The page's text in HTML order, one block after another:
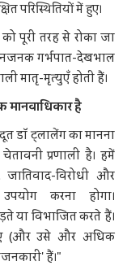
परिस्थितियों में हुए।
पूरी तरह से रोका जा
गर्भपात-देखभाल
मातृ-मृत्युएँ होती हैं।
है
डॉ ट्लालेंग का मानना
प्रणाली है। हमें
विरोधी और
करना होगा।
या विभाजित करते हैं।
(और उसे और अधिक
हैं।"